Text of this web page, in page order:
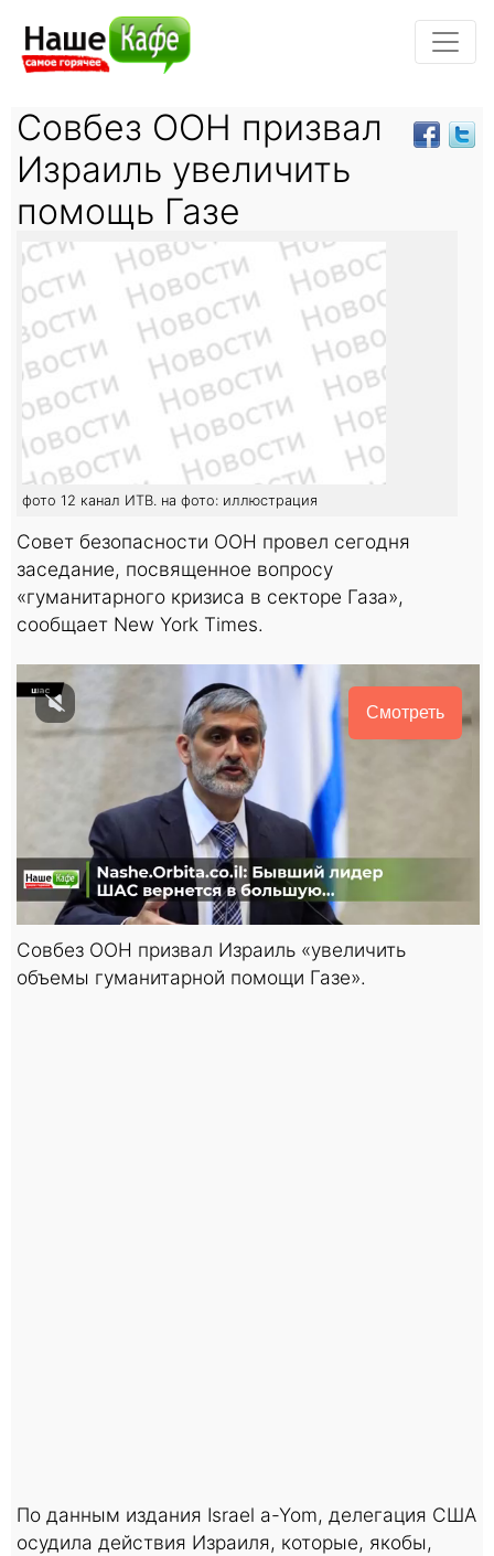
Совбез ООН призвал
Израиль увеличить
помощь Газе
фото 12 канал ИТВ. на фото: иллюстрация
Совет безопасности ООН провел сегодня
заседание, посвященное вопросу
«гуманитарного кризиса в секторе Газа»,
сообщает New York Times.
Смотреть
Совбез ООН призвал Израиль «увеличить
объемы гуманитарной помощи Газе».
По данным издания Israel a-Yom, делегация США
осудила действия Израиля, которые, якобы,